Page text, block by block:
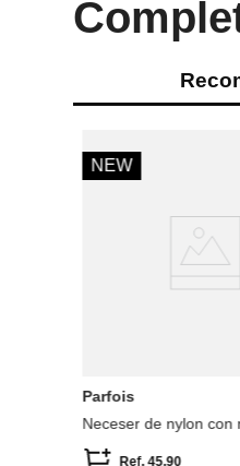
NEW
Parfois
Neceser de nylon con
Ref.45.90